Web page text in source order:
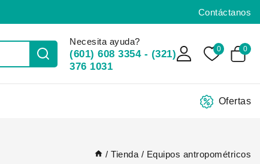
Contáctanos
Necesita ayuda?
(601) 608 3354 - (321)
376 1031
0 0
Ofertas
/ Tienda / Equipos antropométricos